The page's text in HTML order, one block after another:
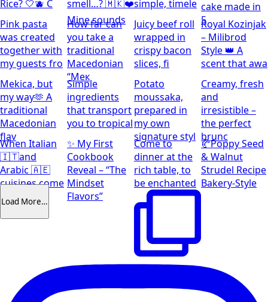
Rice? 🤍🫐 C
smell…? 🇲🇰❤️
Mine sounds
simple, timele cake made in
5
Pink pasta
was created
together with
my guests fro
How far can
you take a
traditional
Macedonian
“Мек
Juicy beef roll
wrapped in
crispy bacon
slices, fi
Royal Kozinjak
– Milibrod
Style 👑 A
scent that awa
Mekica, but
my way🫶 A
traditional
Macedonian
flav
Simple
ingredients
that transport
you to tropical
Potato
moussaka,
prepared in
my own
signature styl
Creamy, fresh
and
irresistible –
the perfect
brunc
When Italian
🇮🇹and
Arabic 🇦🇪
cuisines come
together
✨ My First
Cookbook
Reveal – “The
Mindset
Flavors”
Come to
dinner at the
rich table, to
be enchanted
🥐Poppy Seed
& Walnut
Strudel Recipe
Bakery-Style
Load More…